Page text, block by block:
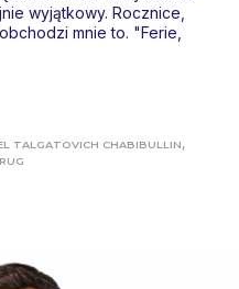
wyjątkowy. Rocznice,
mnie to. "Ferie,
TALGATOVICH CHABIBULLIN,